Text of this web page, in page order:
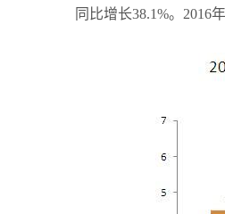
同比增长38.1%。2016